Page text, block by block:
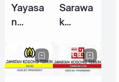
Yayasa
n
n Johor
- 10
Sarawa
k
Perfor